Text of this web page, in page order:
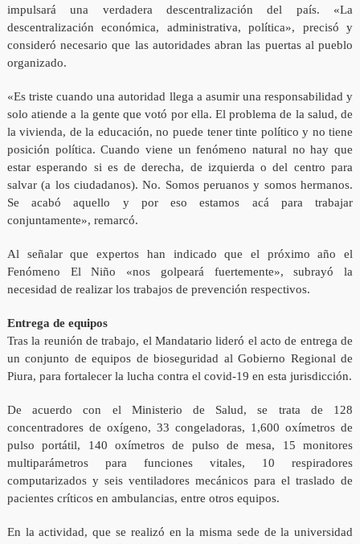
impulsará una verdadera descentralización del país. «La
descentralización económica, administrativa, política», precisó y
consideró necesario que las autoridades abran las puertas al pueblo
organizado.
«Es triste cuando una autoridad llega a asumir una responsabilidad y
solo atiende a la gente que votó por ella. El problema de la salud, de
la vivienda, de la educación, no puede tener tinte político y no tiene
posición política. Cuando viene un fenómeno natural no hay que
estar esperando si es de derecha, de izquierda o del centro para
salvar (a los ciudadanos). No. Somos peruanos y somos hermanos.
Se acabó aquello y por eso estamos acá para trabajar
conjuntamente», remarcó.
Al señalar que expertos han indicado que el próximo año el
Fenómeno El Niño «nos golpeará fuertemente», subrayó la
necesidad de realizar los trabajos de prevención respectivos.
Entrega de equipos
Tras la reunión de trabajo, el Mandatario lideró el acto de entrega de
un conjunto de equipos de bioseguridad al Gobierno Regional de
Piura, para fortalecer la lucha contra el covid-19 en esta jurisdicción.
De acuerdo con el Ministerio de Salud, se trata de 128
concentradores de oxígeno, 33 congeladoras, 1,600 oxímetros de
pulso portátil, 140 oxímetros de pulso de mesa, 15 monitores
multiparámetros para funciones vitales, 10 respiradores
computarizados y seis ventiladores mecánicos para el traslado de
pacientes críticos en ambulancias, entre otros equipos.
En la actividad, que se realizó en la misma sede de la universidad